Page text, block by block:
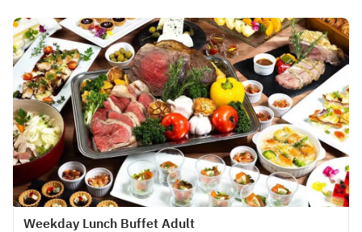
Weekday Lunch Buffet Adult